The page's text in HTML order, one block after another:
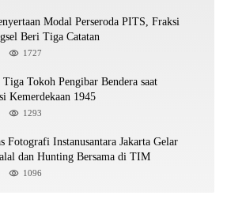
Modal Perseroda PITS, Fraksi
Beri Tiga Catatan
1727
Tiga Tokoh Pengibar Bendera saat
Kemerdekaan 1945
1293
Fotografi Instanusantara Jakarta Gelar
dan Hunting Bersama di TIM
1096